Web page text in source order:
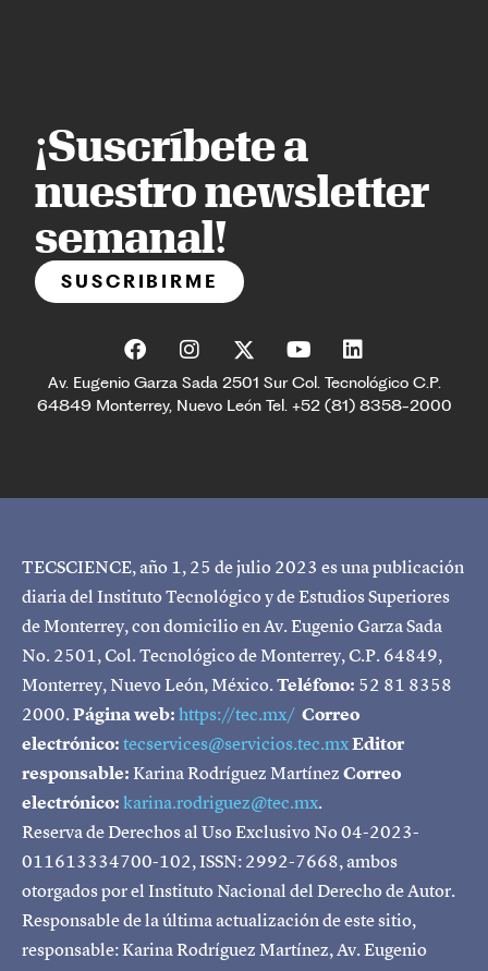
¡Suscríbete a
nuestro newsletter
semanal!
SUSCRIBIRME
Av. Eugenio Garza Sada 2501 Sur Col. Tecnológico C.P.
64849 Monterrey, Nuevo León Tel. +52 (81) 8358-2000
TECSCIENCE, año 1, 25 de julio 2023 es una publicación
diaria del Instituto Tecnológico y de Estudios Superiores
de Monterrey, con domicilio en Av. Eugenio Garza Sada
No. 2501, Col. Tecnológico de Monterrey, C.P. 64849,
Monterrey, Nuevo León, México.Teléfono: 52 81 8358
2000.Página web:https://tec.mx/ Correo
electrónico:tecservices@servicios.tec.mxEditor
responsable:Karina Rodríguez MartínezCorreo
electrónico:karina.rodriguez@tec.mx.
Reserva de Derechos al Uso Exclusivo No 04-2023-
011613334700-102, ISSN: 2992-7668, ambos
otorgados por el Instituto Nacional del Derecho de Autor.
Responsable de la última actualización de este sitio,
responsable: Karina Rodríguez Martínez, Av. Eugenio